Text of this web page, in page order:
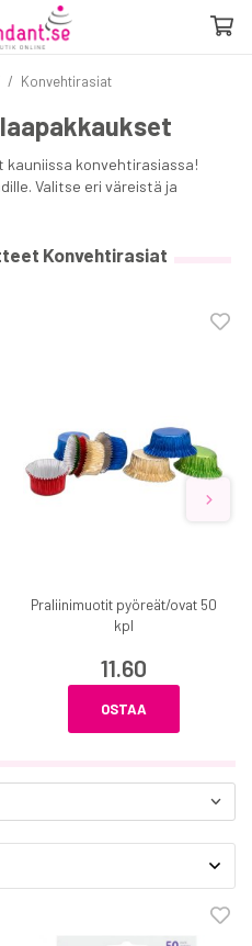
/ Konvehtirasiat
kauniissa konvehtirasiassa!
Valitse eri väreistä ja
Konvehtirasiat
Praliinimuotit pyöreät/ovat 50
kpl
11.60
OSTAA